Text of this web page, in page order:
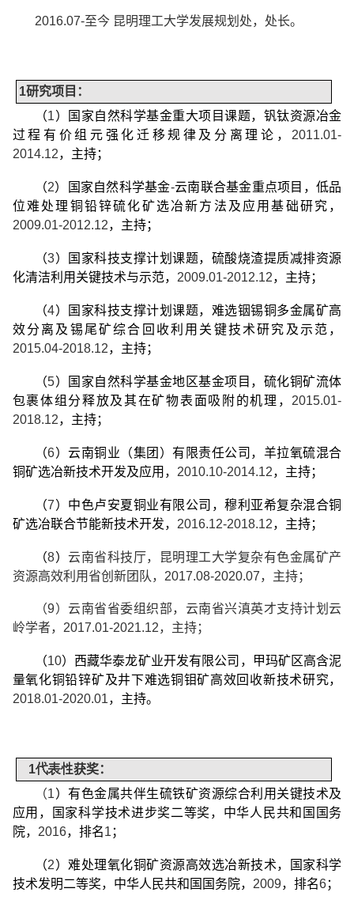
2016.07-至今 昆明理工大学发展规划处，处长。
1研究项目：
（1）国家自然科学基金重大项目课题，钒钛资源冶金
过程有价组元强化迁移规律及分离理论， 2011.01-
2014.12，主持；
（2）国家自然科学基金-云南联合基金重点项目，低品
位难处理铜铅锌硫化矿选冶新方法及应用基础研究，
2009.01-2012.12，主持；
（3）国家科技支撑计划课题，硫酸烧渣提质减排资源
化清洁利用关键技术与示范， 2009.01-2012.12，主持；
（4）国家科技支撑计划课题，难选铟锡铜多金属矿高
效分离及锡尾矿综合回收利用关键技术研究及示范，
2015.04-2018.12，主持；
（5）国家自然科学基金地区基金项目，硫化铜矿流体
包裹体组分释放及其在矿物表面吸附的机理， 2015.01-
2018.12，主持；
（6）云南铜业（集团）有限责任公司，羊拉氧硫混合
铜矿选冶新技术开发及应用， 2010.10-2014.12，主持；
（7）中色卢安夏铜业有限公司，穆利亚希复杂混合铜
矿选冶联合节能新技术开发， 2016.12-2018.12，主持；
（8） 云南省科技厅，昆明理工大学复杂有色金属矿产
资源高效利用省创新团队， 2017.08-2020.07，主持；
（9）云南省省委组织部，云南省兴滇英才支持计划 云
岭学者， 2017.01-2021.12，主持；
（10）西藏华泰龙矿业开发有限公司，甲玛矿区高含泥
量氧化铜铅锌矿及井下难选铜钼矿高效回收新技术研究，
2018.01-2020.01，主持。
1代表性获奖：
（1）有色金属共伴生硫铁矿资源综合利用关键技术及
应用，国家科学技术进步奖二等奖，中华人民共和国国务
院， 2016，排名1 ；
（2）难处理氧化铜矿资源高效选冶新技术，国家科学
技术发明二等奖，中华人民共和国国务院， 2009，排名6；